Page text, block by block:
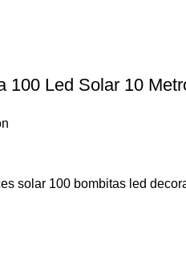
100 Led Solar 10
solar 100 bombitas led